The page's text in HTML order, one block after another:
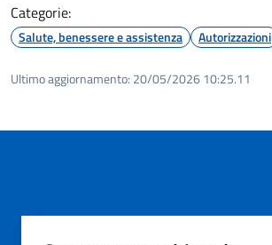
Categorie:
Salute, benessere e assistenza Autorizzazioni
Ultimo aggiornamento: 20/05/2026 10:25.11